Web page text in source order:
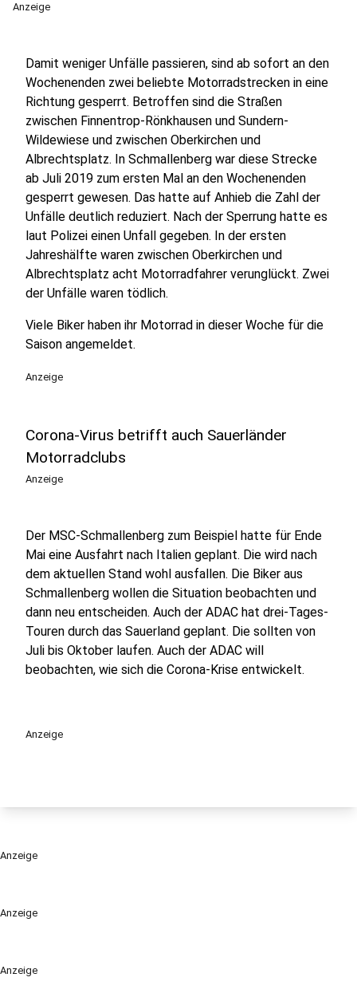
Anzeige
Anzeige
Anzeige
Damit weniger Unfälle passieren, sind ab sofort an den
Wochenenden zwei beliebte Motorradstrecken in eine
Richtung gesperrt. Betroffen sind die Straßen
zwischen Finnentrop-Rönkhausen und Sundern-
Wildewiese und zwischen Oberkirchen und
Albrechtsplatz. In Schmallenberg war diese Strecke
ab Juli 2019 zum ersten Mal an den Wochenenden
gesperrt gewesen. Das hatte auf Anhieb die Zahl der
Unfälle deutlich reduziert. Nach der Sperrung hatte es
laut Polizei einen Unfall gegeben. In der ersten
Jahreshälfte waren zwischen Oberkirchen und
Albrechtsplatz acht Motorradfahrer verunglückt. Zwei
der Unfälle waren tödlich.
Viele Biker haben ihr Motorrad in dieser Woche für die
Saison angemeldet.
Anzeige
Corona-Virus betrifft auch Sauerländer
Motorradclubs
Anzeige
Der MSC-Schmallenberg zum Beispiel hatte für Ende
Mai eine Ausfahrt nach Italien geplant. Die wird nach
dem aktuellen Stand wohl ausfallen. Die Biker aus
Schmallenberg wollen die Situation beobachten und
dann neu entscheiden. Auch der ADAC hat drei-Tages-
Touren durch das Sauerland geplant. Die sollten von
Juli bis Oktober laufen. Auch der ADAC will
beobachten, wie sich die Corona-Krise entwickelt.
Anzeige
Anzeige